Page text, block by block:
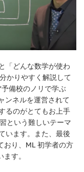
「どんな数学が使わ
かりやすく解説して
備校のノリで学ぶ
ンネルを運営されて
るのがとてもお上手
という難しいテーマ
います。また、最後
おり、ML 初学者の方
す。